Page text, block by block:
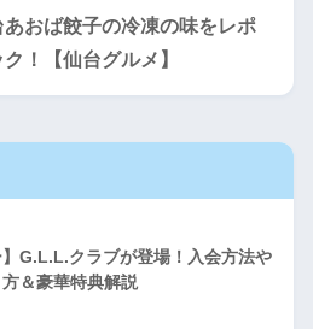
あおば餃子の冷凍の味をレポ
！【仙台グルメ】
】G.L.L.クラブが登場！入会方法や
＆豪華特典解説